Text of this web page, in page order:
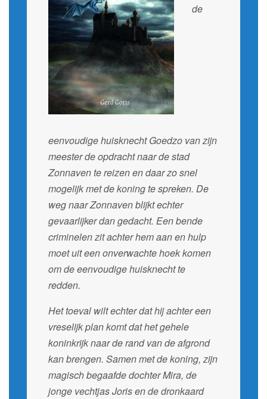
de
eenvoudige huisknecht Goedzo van zijn
meester de opdracht naar de stad
Zonnaven te reizen en daar zo snel
mogelijk met de koning te spreken. De
weg naar Zonnaven blijkt echter
gevaarlijker dan gedacht. Een bende
criminelen zit achter hem aan en hulp
moet uit een onverwachte hoek komen
om de eenvoudige huisknecht te
redden.
Het toeval wilt echter dat hij achter een
vreselijk plan komt dat het gehele
koninkrijk naar de rand van de afgrond
kan brengen. Samen met de koning, zijn
magisch begaafde dochter Mira, de
jonge vechtjas Joris en de dronkaard